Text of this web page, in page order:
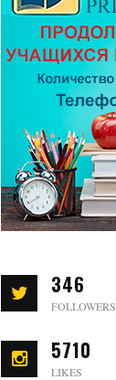
346
FOLLOWERS
5710
LIKES